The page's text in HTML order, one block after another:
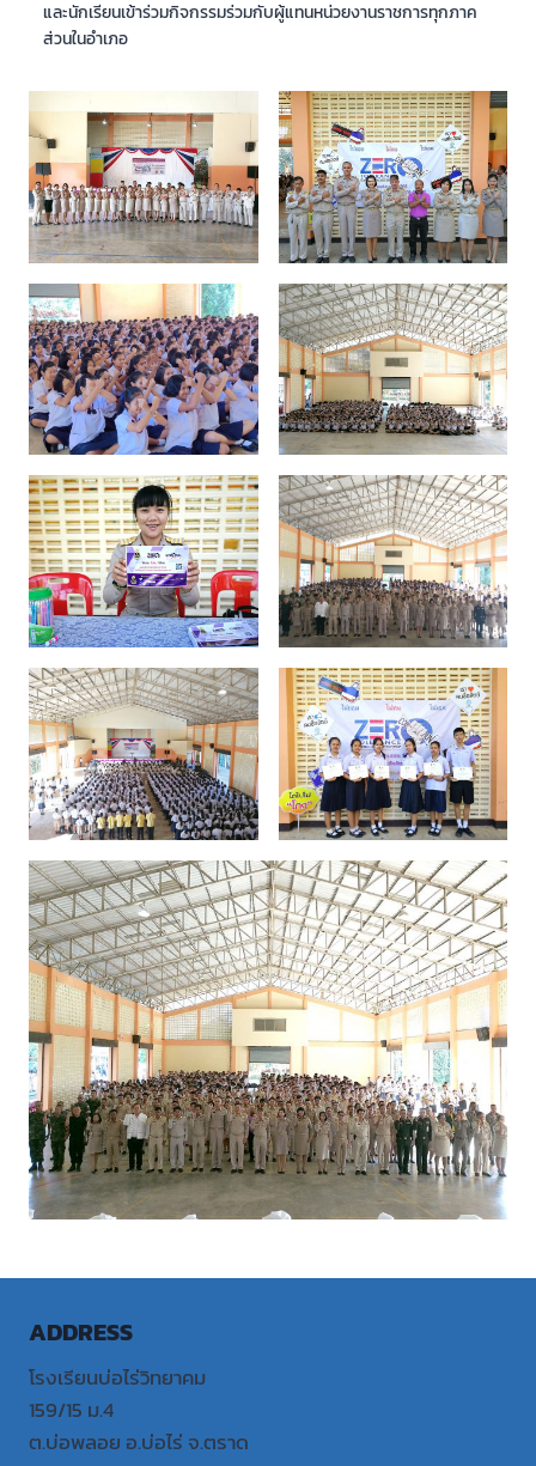
และนักเรียนเข้าร่วมกิจกรรมร่วมกับผู้แทนหน่วยงานราชการทุกภาค
ส่วนในอำเภอ
ADDRESS
โรงเรียนบ่อไร่วิทยาคม
159/15 ม.4
ต.บ่อพลอย อ.บ่อไร่ จ.ตราด